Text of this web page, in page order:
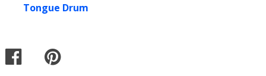
Tongue Drum